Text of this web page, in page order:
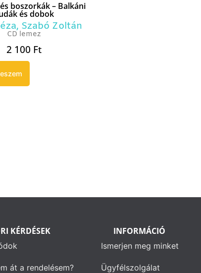
boszorkák – Balkáni
és dobok
, Szabó Zoltán
CD lemez
2 100 Ft
KÉRDÉSEK
át a rendelésem?
INFORMÁCIÓ
Ismerjen meg minket
Ügyfélszolgálat